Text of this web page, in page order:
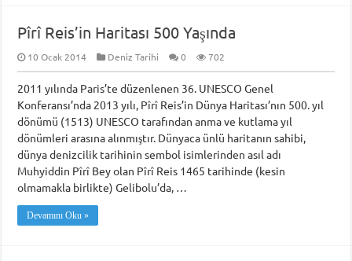
Pîrî Reis’in Haritası 500 Yaşında
10 Ocak 2014 Deniz Tarihi 0 702
2011 yılında Paris’te düzenlenen 36. UNESCO Genel
Konferansı’nda 2013 yılı, Pîrî Reis’in Dünya Haritası’nın 500. yıl
dönümü (1513) UNESCO tarafından anma ve kutlama yıl
dönümleri arasına alınmıştır. Dünyaca ünlü haritanın sahibi,
dünya denizcilik tarihinin sembol isimlerinden asıl adı
Muhyiddin Pîrî Bey olan Pîrî Reis 1465 tarihinde (kesin
olmamakla birlikte) Gelibolu’da, …
Devamını Oku »